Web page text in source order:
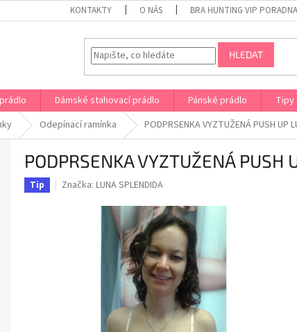
KONTAKTY O NÁS BRA HUNTING VIP PORADNA
HLEDAT
Dámské stahovací prádlo Pánské prádlo Tipy
Odepínací ramínka PODPRSENKA VYZTUŽENÁ PUSH UP
PODPRSENKA VYZTUŽENÁ PUSH
Tip Značka: LUNA SPLENDIDA